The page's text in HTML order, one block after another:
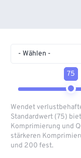
- Wählen -
75
Wendet
Standardwert (75)
Komprimierung und
stärkeren
und 200 fest.